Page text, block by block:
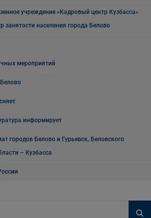
учреждение «Кадровый центр Кузбасса»
занятости населения города Белово
мероприятий
информирует
городов Белово и Гурьевск, Беловского
– Кузбасса